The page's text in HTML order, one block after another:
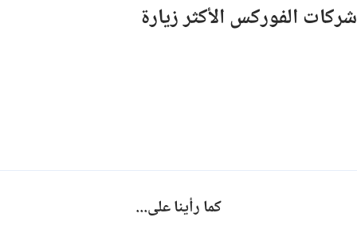
شركات الفوركس الأكثر زيارة
كما رأينا على...